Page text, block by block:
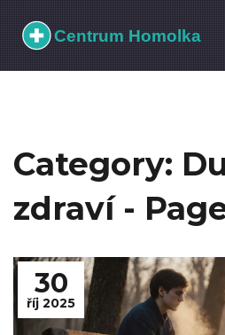
Category:
zdraví -
30
říj 2025